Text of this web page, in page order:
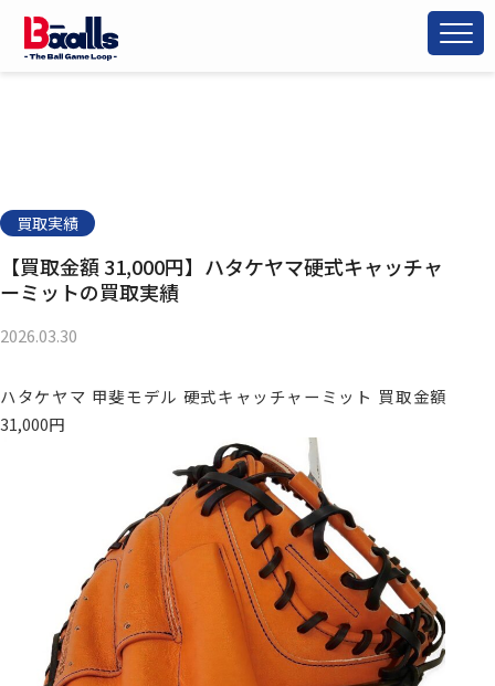
買取実績
【買取金額 31,000円】ハタケヤマ硬式キャッチャ
ーミットの買取実績
2026.03.30
ハタケヤマ 甲斐モデル 硬式キャッチャーミット 買取金額
31,000円